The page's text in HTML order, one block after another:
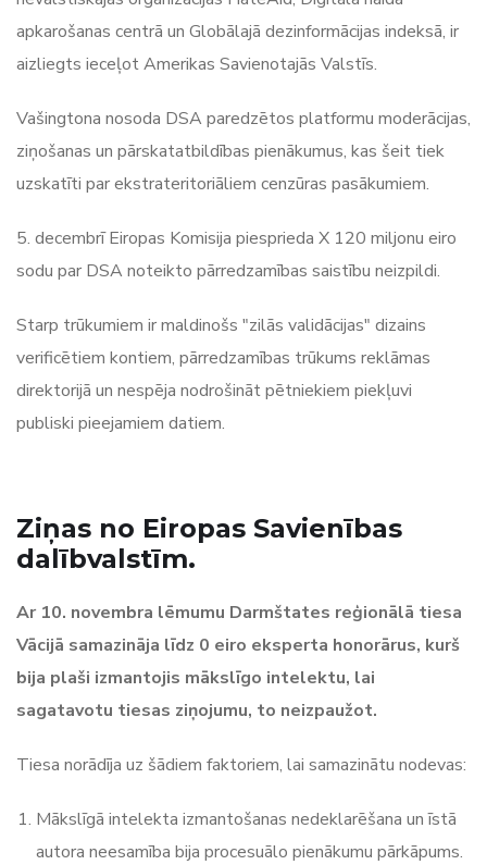
apkarošanas centrā un Globālajā dezinformācijas indeksā, ir
aizliegts ieceļot Amerikas Savienotajās Valstīs.
Vašingtona nosoda DSA paredzētos platformu moderācijas,
ziņošanas un pārskatatbildības pienākumus, kas šeit tiek
uzskatīti par ekstrateritoriāliem cenzūras pasākumiem.
5. decembrī Eiropas Komisija piesprieda X 120 miljonu eiro
sodu par DSA noteikto pārredzamības saistību neizpildi.
Starp trūkumiem ir maldinošs "zilās validācijas" dizains
verificētiem kontiem, pārredzamības trūkums reklāmas
direktorijā un nespēja nodrošināt pētniekiem piekļuvi
publiski pieejamiem datiem.
Ziņas no Eiropas Savienības
dalībvalstīm.
Ar 10. novembra lēmumu Darmštates reģionālā tiesa
Vācijā samazināja līdz 0 eiro eksperta honorārus, kurš
bija plaši izmantojis mākslīgo intelektu, lai
sagatavotu tiesas ziņojumu, to neizpaužot.
Tiesa norādīja uz šādiem faktoriem, lai samazinātu nodevas:
Mākslīgā intelekta izmantošanas nedeklarēšana un īstā
autora neesamība bija procesuālo pienākumu pārkāpums.